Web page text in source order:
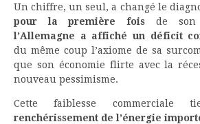
Un chiffre, un seul, a changé le
pour la première fois de son
l’Allemagne a affiché un déficit
du même coup l’axiome de sa
que son économie flirte avec la
nouveau pessimisme.
Cette faiblesse commerciale
renchérissement de l’énergie